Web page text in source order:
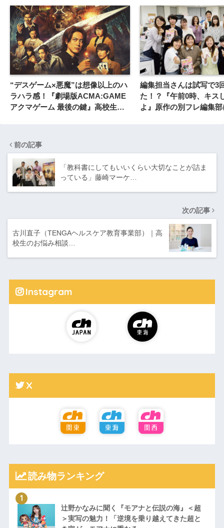
“デスゲーム×悪魔”は想像以上のハ
ラハラ感！『劇場版ACMA:GAME
アクマゲーム 最後の鍵』高校生試
編集担当さんは試写で3
た！？『午前0時、キス
よ』原作の別フレ編集
前の記事
「教科書にしてもいいくらい大切なことが詰ま
っている」藤崎マーケ…
次の記事
古川直子（TENGAヘルスケア教育事業部）｜高
校生のお悩み相談…
Instagram
X
読み物ランキング
辻野かなみに聞く『モアナと伝説の海』＜超
＞実写の魅力！「逆境を乗り越えてきた超と